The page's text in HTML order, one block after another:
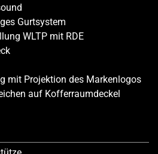
Gurtsystem
WLTP mit RDE
mit Projektion des Markenlogos
auf Kofferraumdeckel